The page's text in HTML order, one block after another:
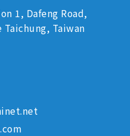
1, Dafeng Road,
Taiwan